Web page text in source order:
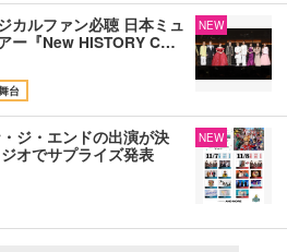
カルファン必聴 日本ミュ
ー『New HISTORY C…
台
NEW
ジ・エンドの出演が決
オでサプライズ発表
NEW